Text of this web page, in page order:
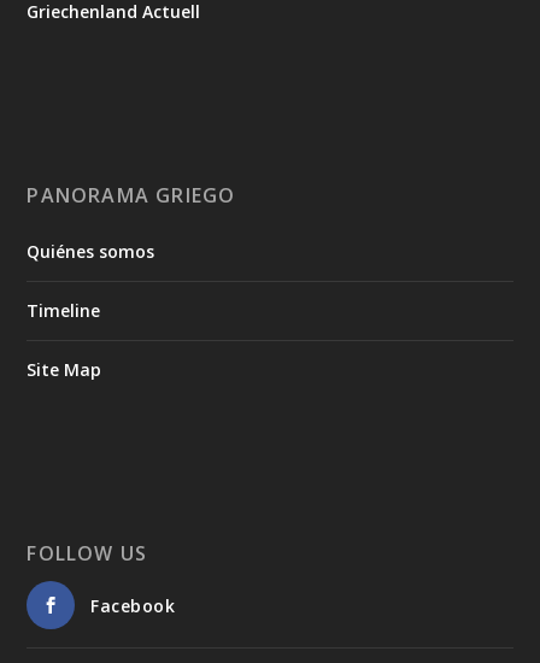
Griechenland Actuell
PANORAMA GRIEGO
Quiénes somos
Timeline
Site Map
FOLLOW US
Facebook